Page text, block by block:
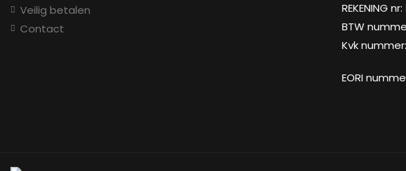
Veilig betalen
Contact
REKENING nr:
BTW
Kvk nummer:
EORI